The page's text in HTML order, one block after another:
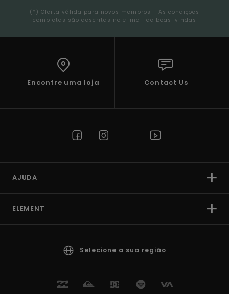
(*) Oferta válida para novos membros - As condições
completas são descritas no e-mail de boas-vindas
Encontre uma loja Contact Us
AJUDA
ELEMENT
Selecione a sua região